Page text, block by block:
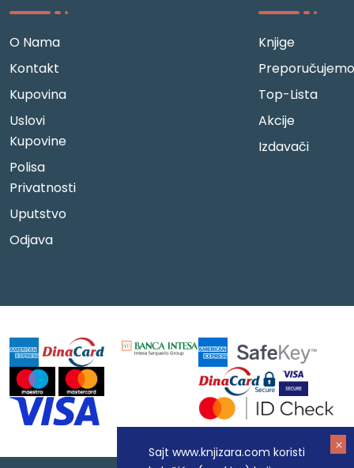
Sajt www.knjizara.com koristi
O Nama
Kontakt
Kupovina
Uslovi
Kupovine
Polisa
Privatnosti
Uputstvo
Odjava
Knjige
Preporučujemo
Top-Lista
Akcije
Izdavači